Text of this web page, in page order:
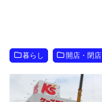
暮らし 開店・閉店